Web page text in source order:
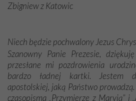
Zbigniew z Katowic
Niech będzie pochwalony Jezus
Szanowny Panie Prezesie,
przesłane mi pozdrowienia
bardzo ładnej kartki. Jestem
apostolskiej, jaką Państwo
czasopisma „Przymierze z Maryją” i